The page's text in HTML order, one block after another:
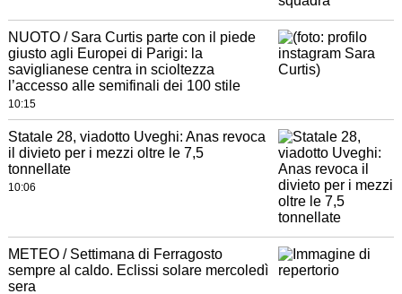
NUOTO / Sara Curtis parte con il piede
giusto agli Europei di Parigi: la
saviglianese centra in scioltezza
l’accesso alle semifinali dei 100 stile
10:15
Statale 28, viadotto Uveghi: Anas revoca
il divieto per i mezzi oltre le 7,5
tonnellate
10:06
METEO / Settimana di Ferragosto
sempre al caldo. Eclissi solare mercoledì
sera